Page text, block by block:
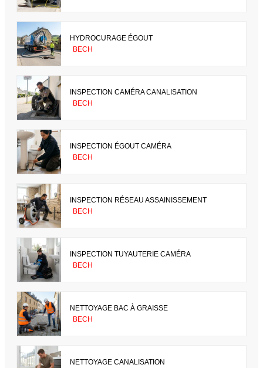
HYDROCURAGE ÉGOUT
BECH
INSPECTION CAMÉRA CANALISATION
BECH
INSPECTION ÉGOUT CAMÉRA
BECH
INSPECTION RÉSEAU ASSAINISSEMENT
BECH
INSPECTION TUYAUTERIE CAMÉRA
BECH
NETTOYAGE BAC À GRAISSE
BECH
NETTOYAGE CANALISATION